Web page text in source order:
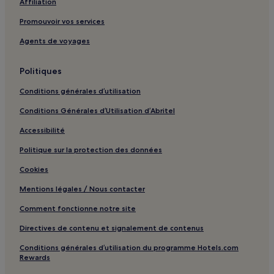
Musée Asiatica : hôtels à proximité
Biarritz-Pays basque : hôtels à proximité
Musée Basque et de l'histoire de Bayonne : hôtels à proximité
Centre-Ville de Saint-Jean-de-Luz : hôtels Hôtels avec
parking
Centre-Ville de Saint-Jean-de-Luz : hôtels
Hendaye : hôtels Hôtels avec parking
Itxassou : hôtels Hôtels avec parking
Promouvoir vos services
Agents de voyages
Politiques
Conditions générales d’utilisation
Conditions Générales d’Utilisation d’Abritel
Accessibilité
Politique sur la protection des données
Cookies
Mentions légales / Nous contacter
Comment fonctionne notre site
Directives de contenu et signalement de contenus
Conditions générales d’utilisation du programme Hotels.com
Rewards